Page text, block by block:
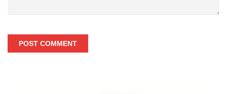
POST COMMENT